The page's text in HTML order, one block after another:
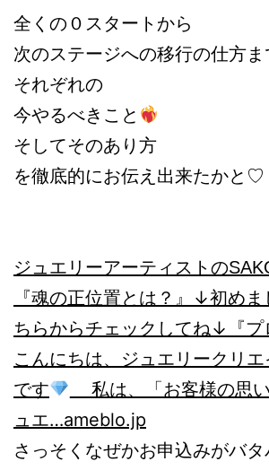
全くの０スタートから
次のステージへの移行の仕方ま
それぞれの
今やるべきこと
そしてそのあり方
を徹底的にお伝え出来たかと♡
ジュエリーアーティストの
『魂の正位置とは？』
↓初めま
ちらからチェックしてね↓『プ
こんにちは、ジュエリークリ
です
私は、「お客様の思
ュエ…ameblo.jp
さっそくなぜかお申込みがバタ